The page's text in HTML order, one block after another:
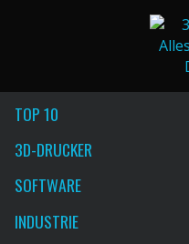
TOP 10
3D-DRUCKER
SOFTWARE
INDUSTRIE